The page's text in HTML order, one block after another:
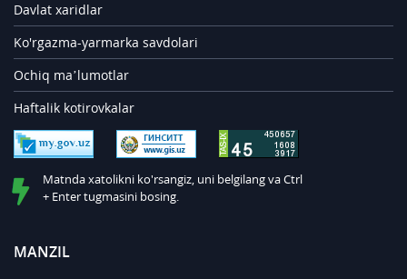
Davlat xaridlar
Ko'rgazma-yarmarka savdolari
Ochiq ma’lumotlar
Haftalik kotirovkalar
Matnda xatolikni ko'rsangiz, uni belgilang va Ctrl
+ Enter tugmasini bosing.
MANZIL